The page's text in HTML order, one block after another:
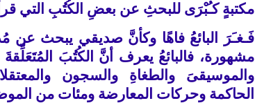
مكتبةٍ كـُبْرَى للبحثِ عن بعضِ الكُتُبِ التي
فَـغـَرَ البائعُ فاهًا وكأنَّ صديقي يبحث عن
مشهورة، فالبائعُ يعرف أنَّ الكُتُبَ المُتَعَلِّقةَ
والموسيقىَ والطغاةِ والسجون
الحاكمة وحركات المعارضة ومئات من